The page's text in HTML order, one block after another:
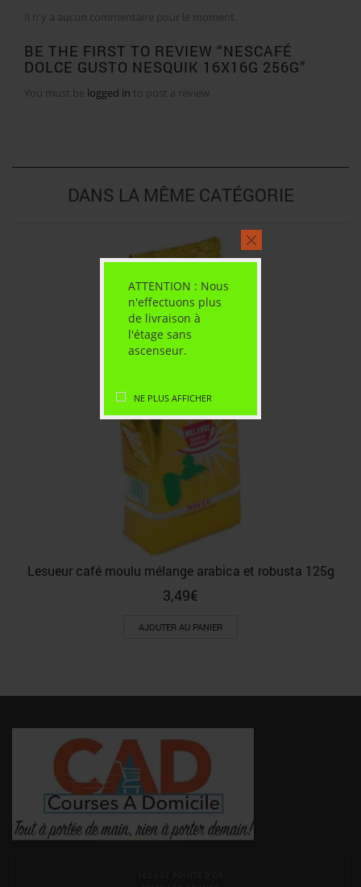
ATTENTION : Nous
n'effectuons plus
de livraison à
l'étage sans
ascenseur.
NE PLUS AFFICHER
Il n'y a aucun commentaire pour le moment.
BE THE FIRST TO REVIEW “NESCAFÉ
DOLCE GUSTO NESQUIK 16X16G 256G”
You must be logged in to post a review.
DANS LA MÊME CATÉGORIE
Lesueur café moulu mélange arabica et robusta 125g
3,49€
AJOUTER AU PANIER